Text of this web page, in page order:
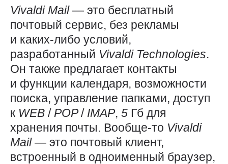
Vivaldi Mail— это бесплатный
почтовый сервис, без рекламы
и каких-либо условий,
разработанный Vivaldi Technologies.
Он также предлагает контакты
и функции календаря, возможности
поиска, управление папками, доступ
к WEB / POP/ IMAP, 5 Гб для
хранения почты. Вообще-то Vivaldi
Mail― это почтовый клиент,
встроенный в одноименный браузер,